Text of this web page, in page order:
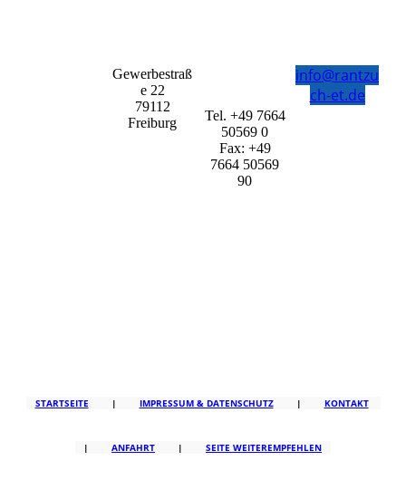
Gewerbestraß
e 22
79112
Freiburg
Tel. +49 7664
50569 0
Fax: +49
7664 50569
90
info@rantzu
ch-et.de
STARTSEITE | IMPRESSUM & DATENSCHUTZ | KONTAKT
| ANFAHRT | SEITE WEITEREMPFEHLEN